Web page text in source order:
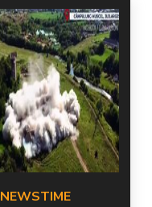
NEWSTIME